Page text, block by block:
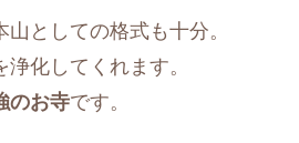
としての格式も十分。
化してくれます。
のお寺です。